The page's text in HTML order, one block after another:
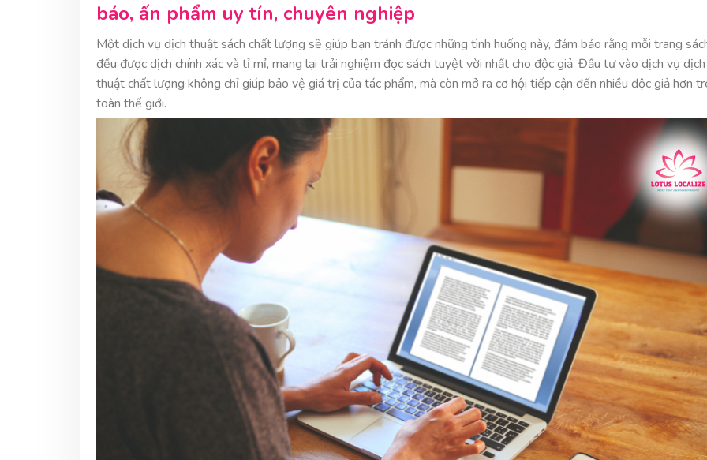
báo, ấn phẩm uy tín, chuyên nghiệp
Một dịch vụ dịch thuật sách chất lượng sẽ giúp bạn tránh được những tình huống này, đảm bảo rằng mỗi trang
đều được dịch chính xác và tỉ mỉ, mang lại trải nghiệm đọc sách tuyệt vời nhất cho độc giả. Đầu tư vào dịch vụ dịch
thuật chất lượng không chỉ giúp bảo vệ giá trị của tác phẩm, mà còn mở ra cơ hội tiếp cận đến nhiều độc giả hơn
toàn thế giới.